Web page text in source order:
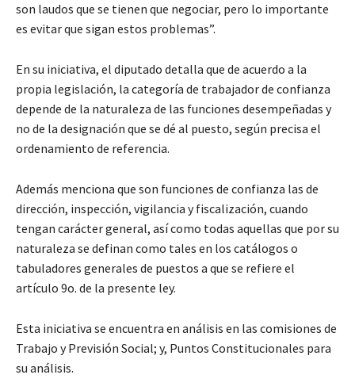
son laudos que se tienen que negociar, pero lo importante
es evitar que sigan estos problemas”.
En su iniciativa, el diputado detalla que de acuerdo a la
propia legislación, la categoría de trabajador de confianza
depende de la naturaleza de las funciones desempeñadas y
no de la designación que se dé al puesto, según precisa el
ordenamiento de referencia.
Además menciona que son funciones de confianza las de
dirección, inspección, vigilancia y fiscalización, cuando
tengan carácter general, así como todas aquellas que por su
naturaleza se definan como tales en los catálogos o
tabuladores generales de puestos a que se refiere el
artículo 9o. de la presente ley.
Esta iniciativa se encuentra en análisis en las comisiones de
Trabajo y Previsión Social; y, Puntos Constitucionales para
su análisis.